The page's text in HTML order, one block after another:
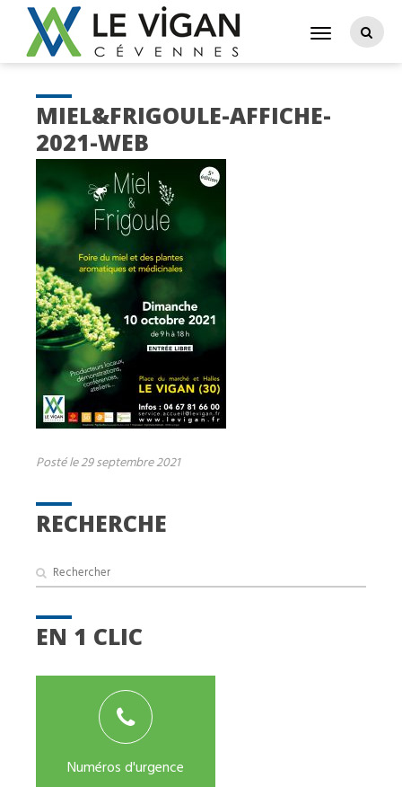
RECHERCHE
EN 1 CLIC
Numéros d'urgence
MIEL&FRIGOULE-AFFICHE-
2021-WEB
Posté le 29 septembre 2021